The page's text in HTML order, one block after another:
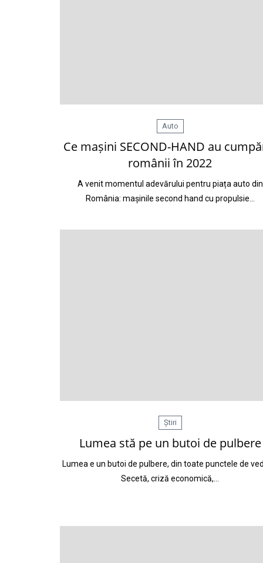
Auto
Ce mașini SECOND-HAND au
românii în 2022
A venit momentul adevărului pentru piața auto din
România: mașinile second hand cu propulsie…
Știri
Lumea stă pe un butoi de pulbere
Lumea e un butoi de pulbere, din toate punctele de
Secetă, criză economică,…